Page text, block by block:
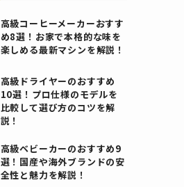
高級コーヒーメーカーおすす
め8選！お家で本格的な味を
楽しめる最新マシンを解説！
高級ドライヤーのおすすめ
10選！プロ仕様のモデルを
比較して選び方のコツを解
説！
高級ベビーカーのおすすめ9
選！国産や海外ブランドの安
全性と魅力を解説！